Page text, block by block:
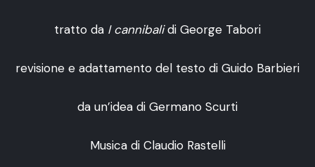
tratto da I cannibalidi George Tabori
revisione e adattamento del testo di Guido Barbieri
da un’idea di Germano Scurti
Musica di Claudio Rastelli